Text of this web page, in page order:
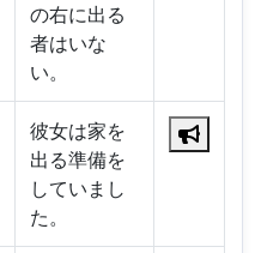
の右に出る
者はいな
い。
彼女は家を
出る準備を
していまし
た。